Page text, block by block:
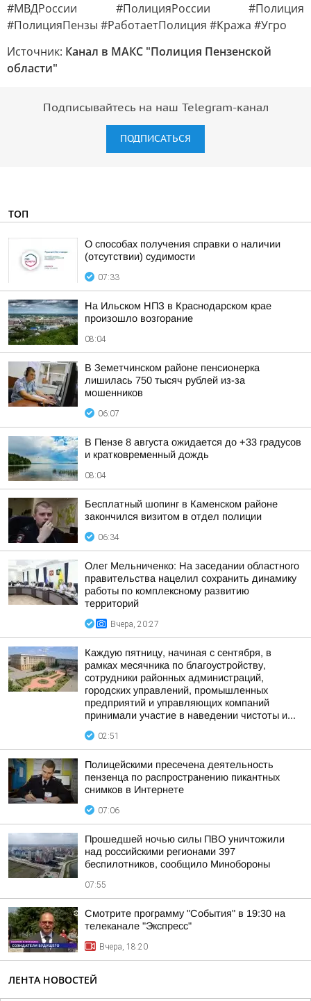
#МВДРоссии #ПолицияРоссии #Полиция
#ПолицияПензы #РаботаетПолиция #Кража #Угро
Источник: Канал в МАКС "Полиция Пензенской
области"
Подписывайтесь на наш Telegram-канал
ПОДПИСАТЬСЯ
ТОП
О способах получения справки о наличии
(отсутствии) судимости
07:33
На Ильском НПЗ в Краснодарском крае
произошло возгорание
08:04
В Земетчинском районе пенсионерка
лишилась 750 тысяч рублей из-за
мошенников
06:07
В Пензе 8 августа ожидается до +33 градусов
и кратковременный дождь
08:04
Бесплатный шопинг в Каменском районе
закончился визитом в отдел полиции
06:34
Олег Мельниченко: На заседании областного
правительства нацелил сохранить динамику
работы по комплексному развитию
территорий
Вчера, 20:27
Каждую пятницу, начиная с сентября, в
рамках месячника по благоустройству,
сотрудники районных администраций,
городских управлений, промышленных
предприятий и управляющих компаний
принимали участие в наведении чистоты и...
02:51
Полицейскими пресечена деятельность
пензенца по распространению пикантных
снимков в Интернете
07:06
Прошедшей ночью силы ПВО уничтожили
над российскими регионами 397
беспилотников, сообщило Минобороны
07:55
Смотрите программу "События" в 19:30 на
телеканале "Экспресс"
Вчера, 18:20
ЛЕНТА НОВОСТЕЙ